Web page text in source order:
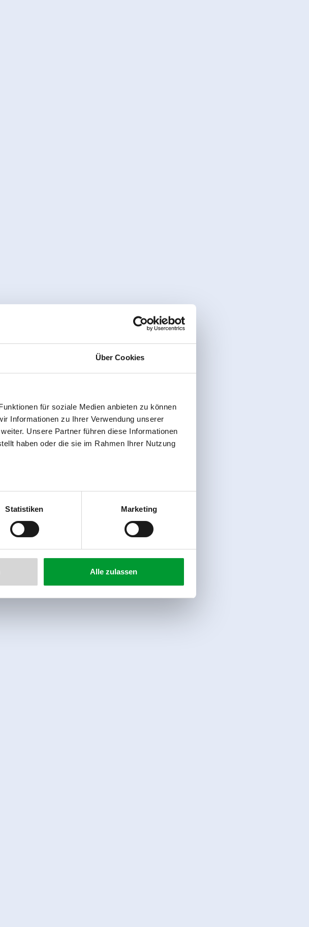
Über Cookies
für soziale Medien anbieten zu können
Informationen zu Ihrer Verwendung unserer
Unsere Partner führen diese Informationen
haben oder die sie im Rahmen Ihrer Nutzung
Statistiken Marketing
Alle zulassen